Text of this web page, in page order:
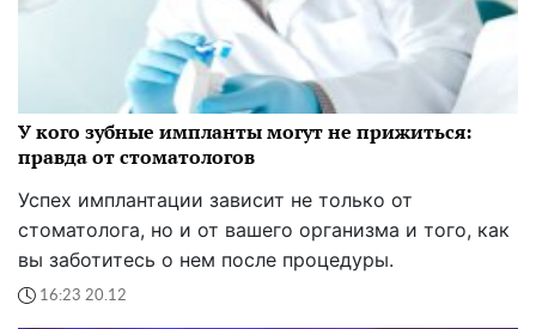
У кого зубные импланты могут не прижиться:
правда от стоматологов
Успех имплантации зависит не только от
стоматолога, но и от вашего организма и того, как
вы заботитесь о нем после процедуры.
16:23 20.12